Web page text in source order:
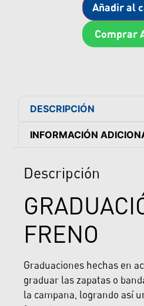
Añadir al
Comprar
DESCRIPCIÓN
INFORMACIÓN
Descripción
FRENO
Graduaciones hechas en
graduar las zapatas o
la campana, logrando así